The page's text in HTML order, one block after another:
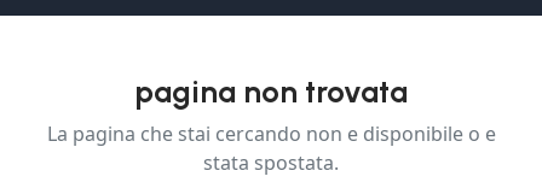
pagina non trovata
La pagina che stai cercando non e disponibile o e
stata spostata.